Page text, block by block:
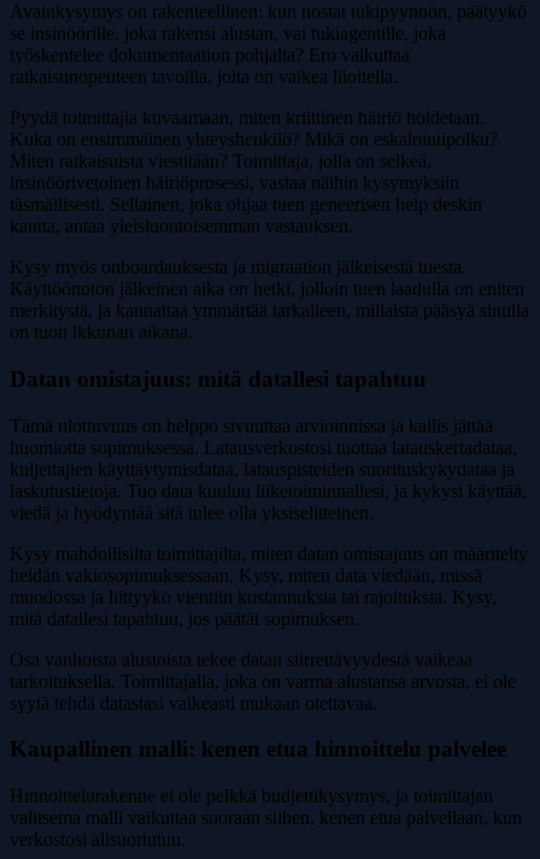
Avainkysymys on rakenteellinen: kun nostat tukipyynnön, päätyykö
se insinöörille, joka rakensi alustan, vai tukiagentille, joka
työskentelee dokumentaation pohjalta? Ero vaikuttaa
ratkaisunopeuteen tavoilla, joita on vaikea liioitella.
Pyydä toimittajia kuvaamaan, miten kriittinen häiriö hoidetaan.
Kuka on ensimmäinen yhteyshenkilö? Mikä on eskalointipolku?
Miten ratkaisuista viestitään? Toimittaja, jolla on selkeä,
insinöörivetoinen häiriöprosessi, vastaa näihin kysymyksiin
täsmällisesti. Sellainen, joka ohjaa tuen geneerisen help deskin
kautta, antaa yleisluontoisemman vastauksen.
Kysy myös onboardauksesta ja migraation jälkeisestä tuesta.
Käyttöönoton jälkeinen aika on hetki, jolloin tuen laadulla on eniten
merkitystä, ja kannattaa ymmärtää tarkalleen, millaista pääsyä sinulla
on tuon ikkunan aikana.
Datan omistajuus: mitä datallesi tapahtuu
Tämä ulottuvuus on helppo sivuuttaa arvioinnissa ja kallis jättää
huomiotta sopimuksessa. Latausverkostosi tuottaa latauskertadataa,
kuljettajien käyttäytymisdataa, latauspisteiden suorituskykydataa ja
laskutustietoja. Tuo data kuuluu liiketoiminnallesi, ja kykysi käyttää,
viedä ja hyödyntää sitä tulee olla yksiselitteinen.
Kysy mahdollisilta toimittajilta, miten datan omistajuus on määritelty
heidän vakiosopimuksessaan. Kysy, miten data viedään, missä
muodossa ja liittyykö vientiin kustannuksia tai rajoituksia. Kysy,
mitä datallesi tapahtuu, jos päätät sopimuksen.
Osa vanhoista alustoista tekee datan siirrettävyydestä vaikeaa
tarkoituksella. Toimittajalla, joka on varma alustansa arvosta, ei ole
syytä tehdä datastasi vaikeasti mukaan otettavaa.
Kaupallinen malli: kenen etua hinnoittelu palvelee
Hinnoittelurakenne ei ole pelkkä budjettikysymys, ja toimittajan
valitsema malli vaikuttaa suoraan siihen, kenen etua palvellaan, kun
verkostosi alisuoriutuu.